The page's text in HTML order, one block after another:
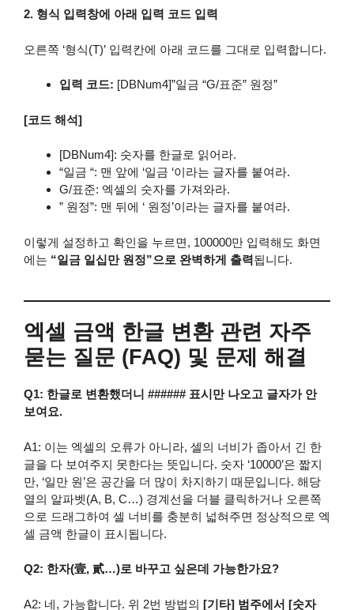
2. 형식 입력창에 아래 입력 코드 입력
오른쪽 ‘형식(T)’ 입력칸에 아래 코드를 그대로 입력합니다.
입력 코드: [DBNum4]”일금 “G/표준” 원정”
[코드 해석]
[DBNum4]: 숫자를 한글로 읽어라.
“일금 “: 맨 앞에 ‘일금 ‘이라는 글자를 붙여라.
G/표준: 엑셀의 숫자를 가져와라.
” 원정”: 맨 뒤에 ‘ 원정’이라는 글자를 붙여라.
이렇게 설정하고 확인을 누르면, 100000만 입력해도 화면
에는 “일금 일십만 원정”으로 완벽하게 출력됩니다.
엑셀 금액 한글 변환 관련 자주
묻는 질문 (FAQ) 및 문제 해결
Q1: 한글로 변환했더니 ###### 표시만 나오고 글자가 안
보여요.
A1: 이는 엑셀의 오류가 아니라, 셀의 너비가 좁아서 긴 한
글을 다 보여주지 못한다는 뜻입니다. 숫자 ‘10000’은 짧지
만, ‘일만 원’은 공간을 더 많이 차지하기 때문입니다. 해당
열의 알파벳(A, B, C…) 경계선을 더블 클릭하거나 오른쪽
으로 드래그하여 셀 너비를 충분히 넓혀주면 정상적으로 엑
셀 금액 한글이 표시됩니다.
Q2: 한자(壹, 貳…)로 바꾸고 싶은데 가능한가요?
A2: 네, 가능합니다. 위 2번 방법의 [기타] 범주에서 [숫자